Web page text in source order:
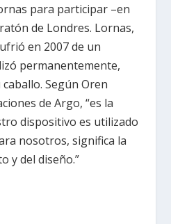
para participar –en
de Londres. Lornas,
en 2007 de un
permanentemente,
Según Oren
de Argo, “es la
dispositivo es utilizado
nosotros, significa la
y del diseño.”